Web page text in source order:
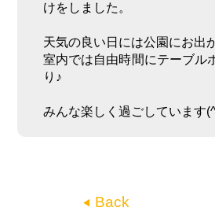
けをしました。
天気の良い日には公園にお出
室内では自由時間にテーブル
り♪
みんな楽しく過ごしています
Back